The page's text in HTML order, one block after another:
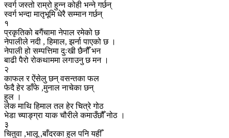
स्वर्ग जस्तो राम्रो हुन्न कोही भन्ने गर्छन्
स्वर्ग भन्दा मातृभूमि धेरै सम्मान गर्छन्
१
प्रकृतिको बगैंचामा नेपाल रमेको छ
नेपालीले नदी , हिमाल, झर्ना पाएको छ ।
नेपाली हो सम्पत्तिमा दुःखी छैनौँ भन
बाढी पैरो रोकथाममा लगाउनु छ मन ।
२
काफल र ऐंसेलु छन् वसन्तका फल
फेदै हेर डाँफे ,मुनाल नाचेका छन्
हुल ।
लेक माथि हिमाल तल हेर चित्रे गोठ
भेडा च्याङ्ग्रा याक चौरीले कमाउँछौँ नोठ ।
३
चितुवा ,भालू ,बाँदरका हुल पनि यहीँ